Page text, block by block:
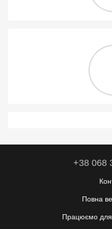
+38 068
Повна
Працюємо для